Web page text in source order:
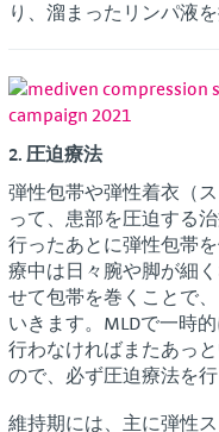
り、溜まったリンパ液
2. 圧迫療法
弾性包帯や弾性着衣（
って、患部を圧迫する
行ったあとに弾性包帯
療中は日々腕や脚が細
せて包帯を巻くことで
いきます。MLDで一時
行わなければまたあっ
ので、必ず圧迫療法を行
維持期には、主に弾性